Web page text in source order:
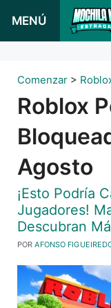
MENÚ
Comenzar >
Roblox
Agosto
¡Esto Podría
Jugadores!
Descubran
PORAFONSO